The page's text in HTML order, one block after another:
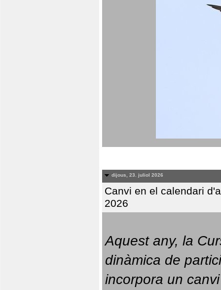
dijous, 23. juliol 2026
Canvi en el calendari
2026
Aquest any, la
dinàmica de
incorpora un